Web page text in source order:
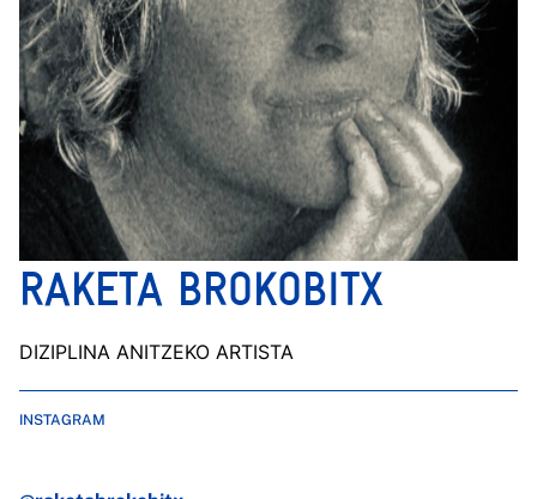
RAKETA BROKOBITX
DIZIPLINA ANITZEKO ARTISTA
INSTAGRAM